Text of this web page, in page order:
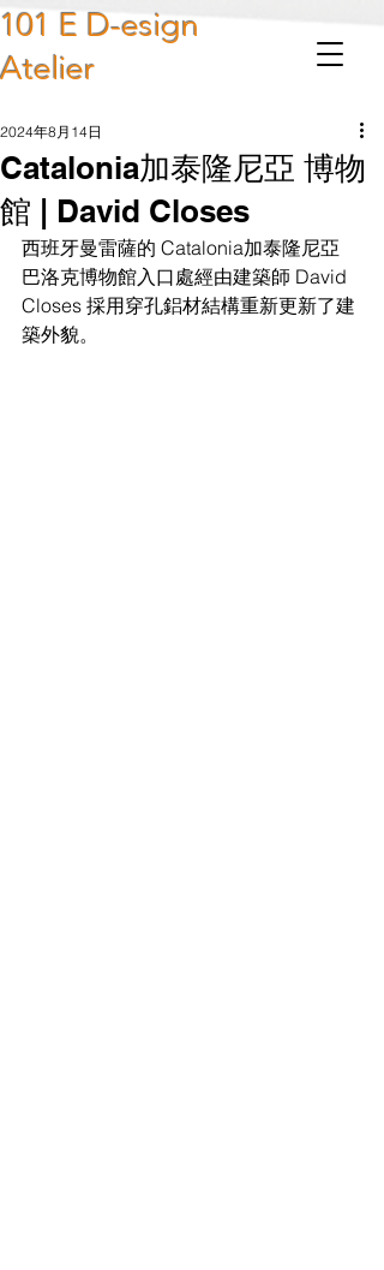
101 E D-esign
Atelier
Catalonia加泰隆尼亞 博物
館 | David Closes
2024年8月14日
西班牙曼雷薩的 Catalonia加泰隆尼亞
巴洛克博物館入口處經由建築師 David
Closes 採用穿孔鋁材結構重新更新了建
築外貌。